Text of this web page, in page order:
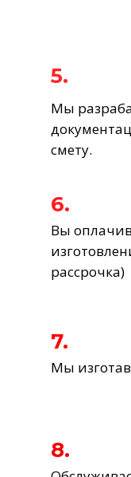
Мы
смету.
Вы
рассрочка)
Мы
5.
6.
7.
8.